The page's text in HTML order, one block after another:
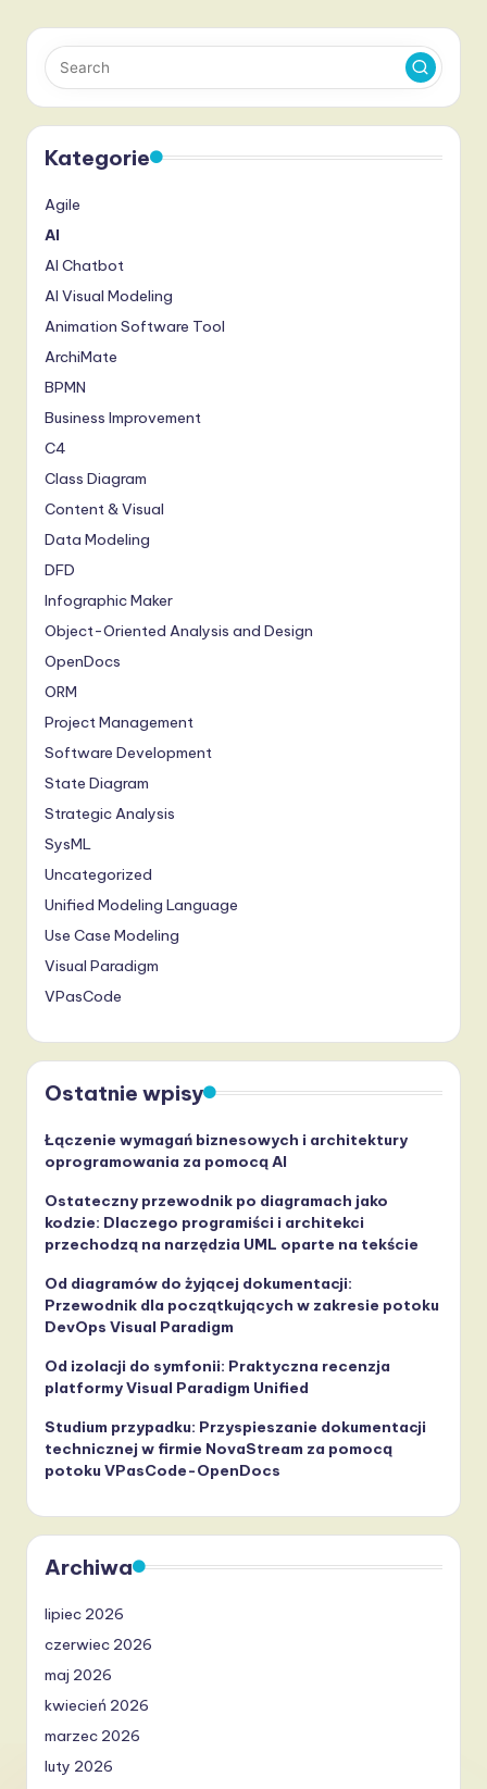
wpisów
Kategorie
Agile
AI
AI Chatbot
AI Visual Modeling
Animation Software Tool
ArchiMate
BPMN
Business Improvement
C4
Class Diagram
Content & Visual
Data Modeling
DFD
Infographic Maker
Object-Oriented Analysis and Design
OpenDocs
ORM
Project Management
Software Development
State Diagram
Strategic Analysis
SysML
Uncategorized
Unified Modeling Language
Use Case Modeling
Visual Paradigm
VPasCode
Ostatnie wpisy
Łączenie wymagań biznesowych i architektury
oprogramowania za pomocą AI
Ostateczny przewodnik po diagramach jako
kodzie: Dlaczego programiści i architekci
przechodzą na narzędzia UML oparte na tekście
Od diagramów do żyjącej dokumentacji:
Przewodnik dla początkujących w zakresie potoku
DevOps Visual Paradigm
Od izolacji do symfonii: Praktyczna recenzja
platformy Visual Paradigm Unified
Studium przypadku: Przyspieszanie dokumentacji
technicznej w firmie NovaStream za pomocą
potoku VPasCode-OpenDocs
Archiwa
lipiec 2026
czerwiec 2026
maj 2026
kwiecień 2026
marzec 2026
luty 2026